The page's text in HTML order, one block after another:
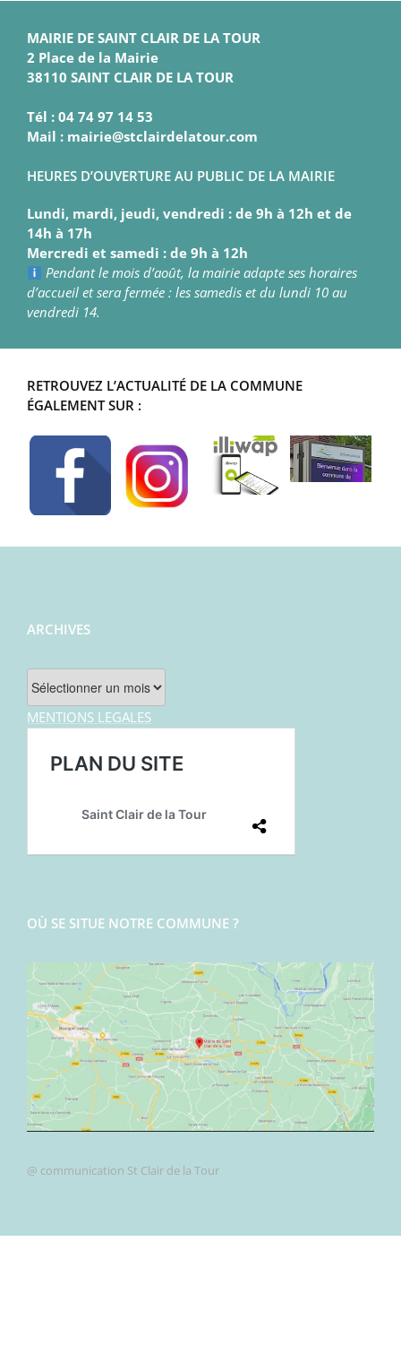
MAIRIE DE SAINT CLAIR DE LA TOUR
2 Place de la Mairie
38110 SAINT CLAIR DE LA TOUR
Tél : 04 74 97 14 53
Mail : mairie@stclairdelatour.com
HEURES D’OUVERTURE AU PUBLIC DE LA MAIRIE
Lundi, mardi, jeudi, vendredi : de 9h à 12h et de
14h à 17h
Mercredi et samedi : de 9h à 12h
Pendant le mois d’août, la mairie adapte ses horaires
d’accueil et sera fermée : les samedis et du lundi 10 au
vendredi 14.
RETROUVEZ L’ACTUALITÉ DE LA COMMUNE
ÉGALEMENT SUR :
ARCHIVES
Archives
MENTIONS LEGALES
OÙ SE SITUE NOTRE COMMUNE ?
@ communication St Clair de la Tour